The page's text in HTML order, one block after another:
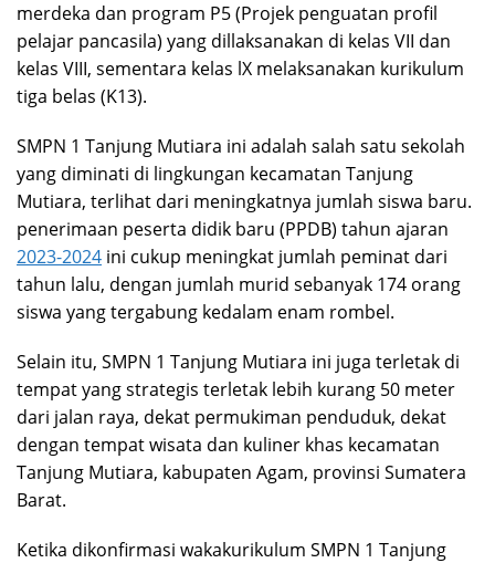
merdeka dan program P5 (Projek penguatan profil
pelajar pancasila) yang dillaksanakan di kelas VII dan
kelas VIII, sementara kelas lX melaksanakan kurikulum
tiga belas (K13).
SMPN 1 Tanjung Mutiara ini adalah salah satu sekolah
yang diminati di lingkungan kecamatan Tanjung
Mutiara, terlihat dari meningkatnya jumlah siswa baru.
penerimaan peserta didik baru (PPDB) tahun ajaran
2023-2024 ini cukup meningkat jumlah peminat dari
tahun lalu, dengan jumlah murid sebanyak 174 orang
siswa yang tergabung kedalam enam rombel.
Selain itu, SMPN 1 Tanjung Mutiara ini juga terletak di
tempat yang strategis terletak lebih kurang 50 meter
dari jalan raya, dekat permukiman penduduk, dekat
dengan tempat wisata dan kuliner khas kecamatan
Tanjung Mutiara, kabupaten Agam, provinsi Sumatera
Barat.
Ketika dikonfirmasi wakakurikulum SMPN 1 Tanjung